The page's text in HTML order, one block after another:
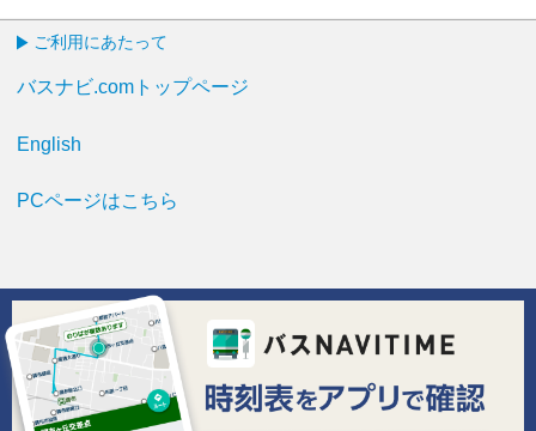
ご利用にあたって
バスナビ.comトップページ
English
PCページはこちら